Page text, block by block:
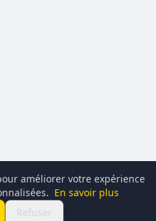
améliorer votre expérience
En savoir plus
Refuser